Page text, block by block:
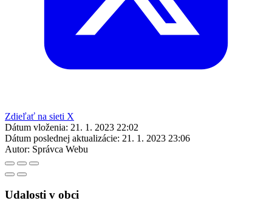
Zdieľať na sieti X
Dátum vloženia: 21. 1. 2023 22:02
Dátum poslednej aktualizácie: 21. 1. 2023 23:06
Autor: Správca Webu
Udalosti v obci